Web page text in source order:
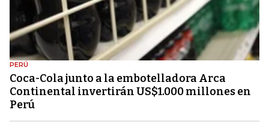
PERÚ
Coca-Cola junto a la embotelladora Arca
Continental invertirán US$1.000 millones en
Perú